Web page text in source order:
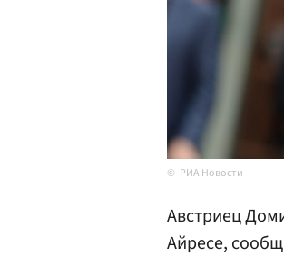
РИА Новости
Австриец
Айресе,